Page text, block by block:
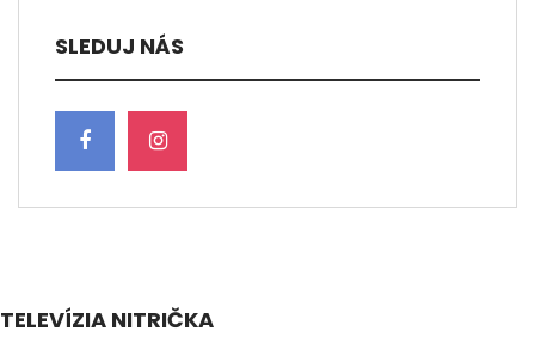
SLEDUJ NÁS
TELEVÍZIA NITRIČKA